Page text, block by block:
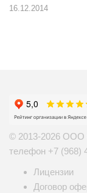
16.12.2014
© 2013-2026 ООО
телефон +7 (968)
Лицензии
Договор